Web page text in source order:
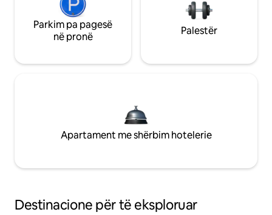
Parkim pa pagesë
në pronë
Palestër
Apartament me shërbim hotelerie
Destinacione për të eksploruar